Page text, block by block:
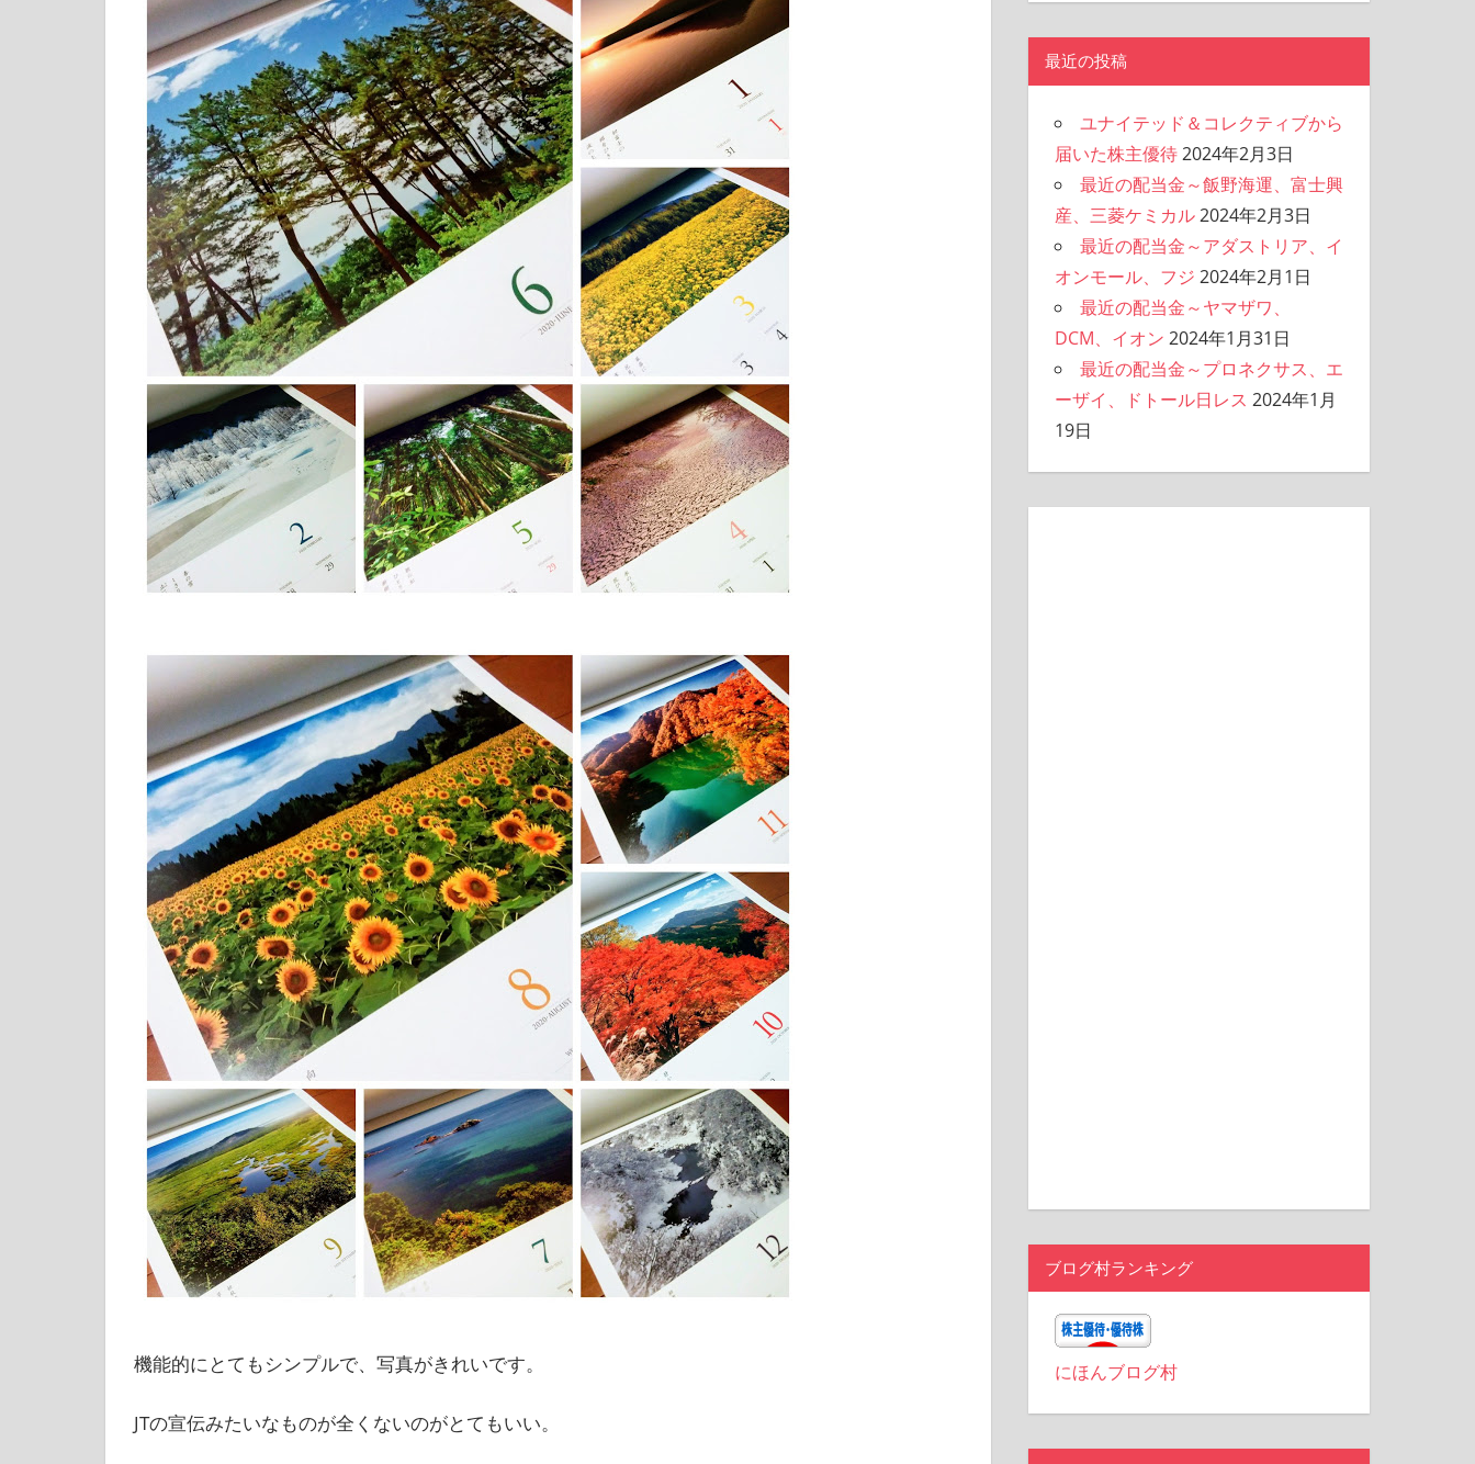
機能的にとてもシンプルで、写真がきれいです。
JTの宣伝みたいなものが全くないのがとてもいい。
最近の投稿
ユナイテッド＆コレクティブから
届いた株主優待2024年2月3日
最近の配当金～飯野海運、富士興
産、三菱ケミカル2024年2月3日
最近の配当金～アダストリア、イ
オンモール、フジ 2024年2月1日
最近の配当金～ヤマザワ、
DCM、イオン 2024年1月31日
最近の配当金～プロネクサス、エ
ーザイ、ドトール日レス 2024年1月
19日
ブログ村ランキング
にほんブログ村